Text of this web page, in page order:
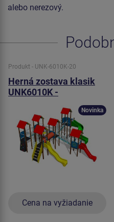
alebo nerezový.
Produkt - UNK-6010K-20
Herná zostava klasik
UNK6010K -
Cena na vyžiadanie
Novinka